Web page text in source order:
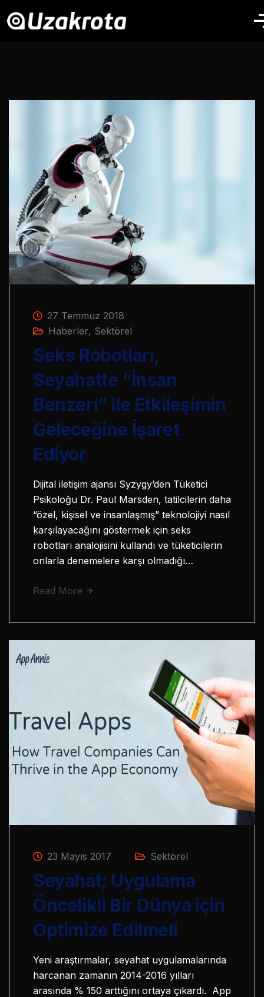
27 Temmuz 2018
Haberler, Sektörel
Seks Robotları,
Seyahatte “İnsan
Benzeri” ile Etkileşimin
Geleceğine İşaret
Ediyor
Dijital iletişim ajansı Syzygy’den Tüketici
Psikoloğu Dr. Paul Marsden, tatilcilerin daha
“özel, kişisel ve insanlaşmış” teknolojiyi nasıl
karşılayacağını göstermek için seks
robotları analojisini kullandı ve tüketicilerin
onlarla denemelere karşı olmadığı…
Read More
23 Mayıs 2017 Sektörel
Seyahat; Uygulama
Öncelikli Bir Dünya için
Optimize Edilmeli
Yeni araştırmalar, seyahat uygulamalarında
harcanan zamanın 2014-2016 yılları
arasında % 150 arttığını ortaya çıkardı. App